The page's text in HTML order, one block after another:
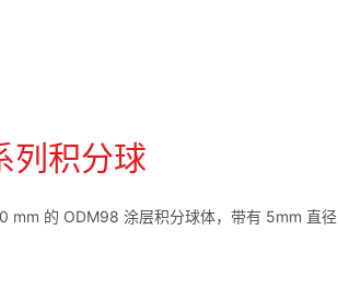
列积分球
mm 的 ODM98 涂层积分球体，带有 5mm 直径